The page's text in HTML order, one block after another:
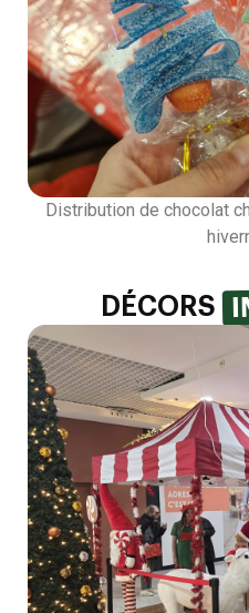
Distribution de chocolat
DÉCORS